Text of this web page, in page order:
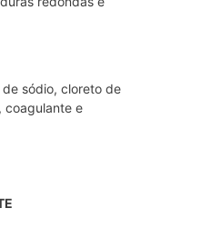
sódio, cloreto de
coagulante e